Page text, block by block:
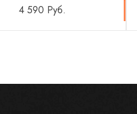
4 590 Руб.